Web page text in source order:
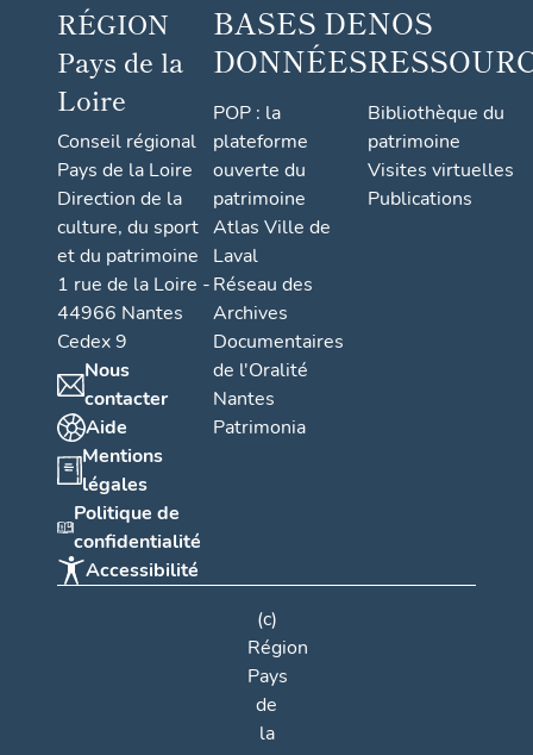
RÉGION
Pays de la
Loire
Conseil régional
Pays de la Loire
Direction de la
culture, du sport
et du patrimoine
1 rue de la Loire -
44966 Nantes
Cedex 9
Nous
contacter
Aide
Mentions
légales
Politique de
confidentialité
Accessibilité
BASES DE
DONNÉES
POP : la
plateforme
ouverte du
patrimoine
Atlas Ville de
Laval
Réseau des
Archives
Documentaires
de l'Oralité
Nantes
Patrimonia
NOS
Bibliothèque du
patrimoine
Visites virtuelles
Publications
(c)
Région
Pays
de
la